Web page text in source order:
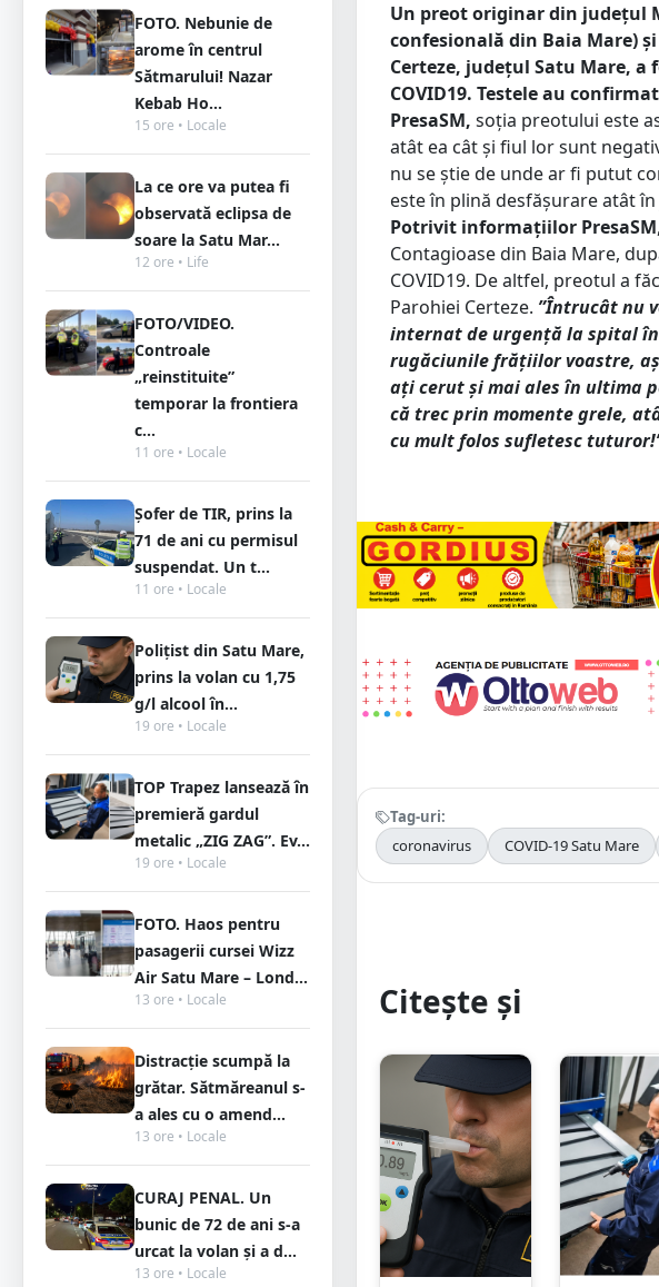
FOTO. Nebunie de
arome în centrul
Sătmarului! Nazar
Kebab Ho...
15 ore • Locale
La ce ore va putea fi
observată eclipsa de
soare la Satu Mar...
12 ore • Life
FOTO/VIDEO.
Controale
„reinstituite”
temporar la frontiera
c...
11 ore • Locale
Șofer de TIR, prins la
71 de ani cu permisul
suspendat. Un t...
11 ore • Locale
Polițist din Satu Mare,
prins la volan cu 1,75
g/l alcool în...
19 ore • Locale
TOP Trapez lansează în
premieră gardul
metalic „ZIG ZAG”. Ev...
19 ore • Locale
FOTO. Haos pentru
pasagerii cursei Wizz
Air Satu Mare – Lond...
13 ore • Locale
Distracție scumpă la
grătar. Sătmăreanul s-
a ales cu o amend...
13 ore • Locale
CURAJ PENAL. Un
bunic de 72 de ani s-a
urcat la volan și a d...
13 ore • Locale
Un preot originar din județul
confesională din Baia Mare)
Certeze, județul Satu Mare,
COVID19. Testele au
PresaSM, soția preotului este
atât ea cât și fiul lor sunt
nu se știe de unde ar fi putut
este în plină desfășurare atât
Potrivit informațiilor PresaSM
Contagioase din Baia Mare,
COVID19. De altfel, preotul a
Parohiei Certeze. ”Întrucât nu
internat de urgență la spital
rugăciunile frățiilor voastre,
ați cerut și mai ales în ultima
că trec prin momente grele,
cu mult folos sufletesc
Tag-uri:
coronavirus
COVID-19 Satu Mare
Citește și